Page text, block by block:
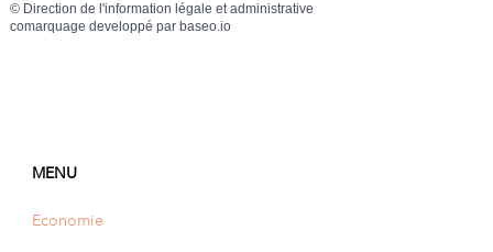
© Direction de l'information légale et administrative
comarquage developpé par baseo.io
MENU
Economie